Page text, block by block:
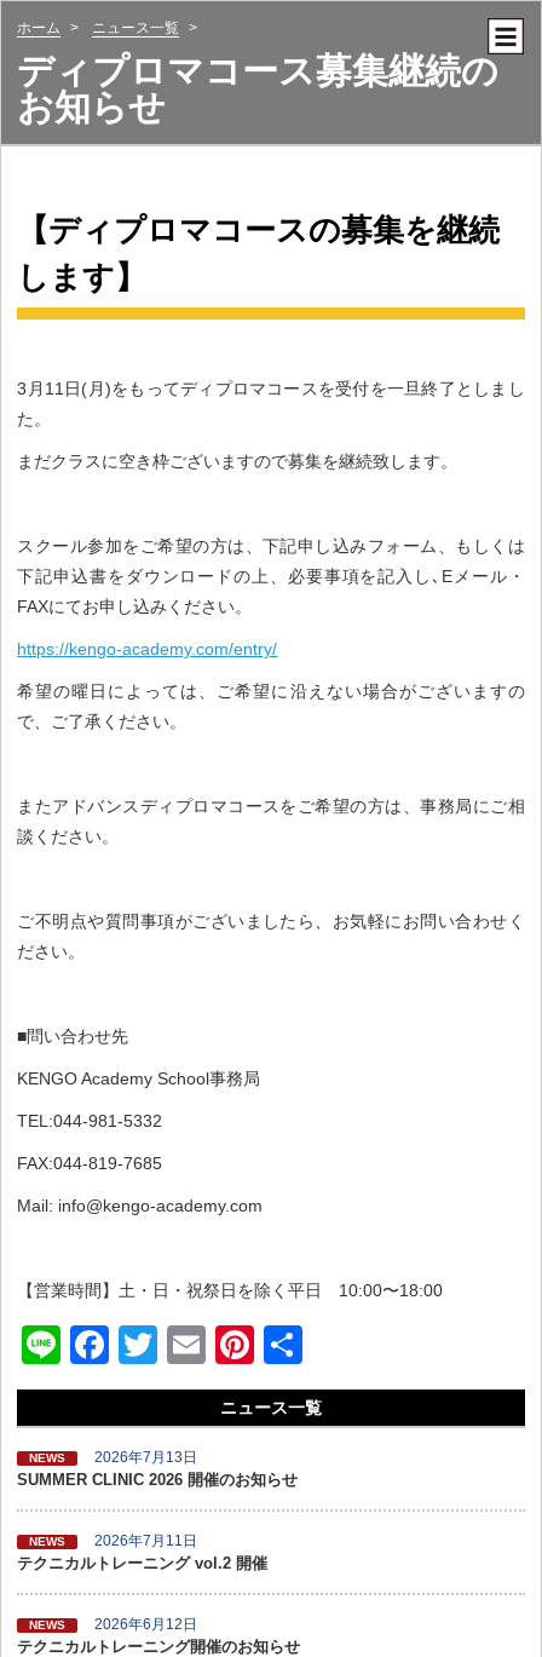
ホーム ニュース一覧
ディプロマコース募集継続の
お知らせ
【ディプロマコースの募集を継続
します】
3月11日(月)をもってディプロマコースを受付を一旦終了としまし
た。
まだクラスに空き枠ございますので募集を継続致します。
スクール参加をご希望の方は、下記申し込みフォーム、もしくは
下記申込書をダウンロードの上、必要事項を記入し､Eメール・
FAXにてお申し込みください。
https://kengo-academy.com/entry/
希望の曜日によっては、ご希望に沿えない場合がございますの
で、ご了承ください。
またアドバンスディプロマコースをご希望の方は、事務局にご相
談ください。
ご不明点や質問事項がございましたら、お気軽にお問い合わせく
ださい。
■問い合わせ先
KENGO Academy School事務局
TEL:044-981-5332
FAX:044-819-7685
Mail: info@kengo-academy.com
【営業時間】土・日・祝祭日を除く平日 10:00〜18:00
Li
n
e
F
a
c
e
b
o
o
k
T
wi
tt
er
E
m
ail
Pi
nt
er
e
st
有
ニュース一覧
NEWS 2026年7月13日
SUMMER CLINIC 2026 開催のお知らせ
NEWS 2026年7月11日
テクニカルトレーニング vol.2 開催
NEWS 2026年6月12日
テクニカルトレーニング開催のお知らせ